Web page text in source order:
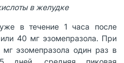
в желудке
в течение 1 часа после
40 мг эзомепразола. При
эзомепразола один раз в